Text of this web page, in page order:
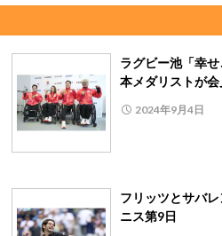
ラグビー池「幸
本メダリストが会
2024年9月4日
フリッツとサバ
ニス第9日